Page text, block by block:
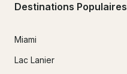
Destinations Populaires
Miami
Lac Lanier